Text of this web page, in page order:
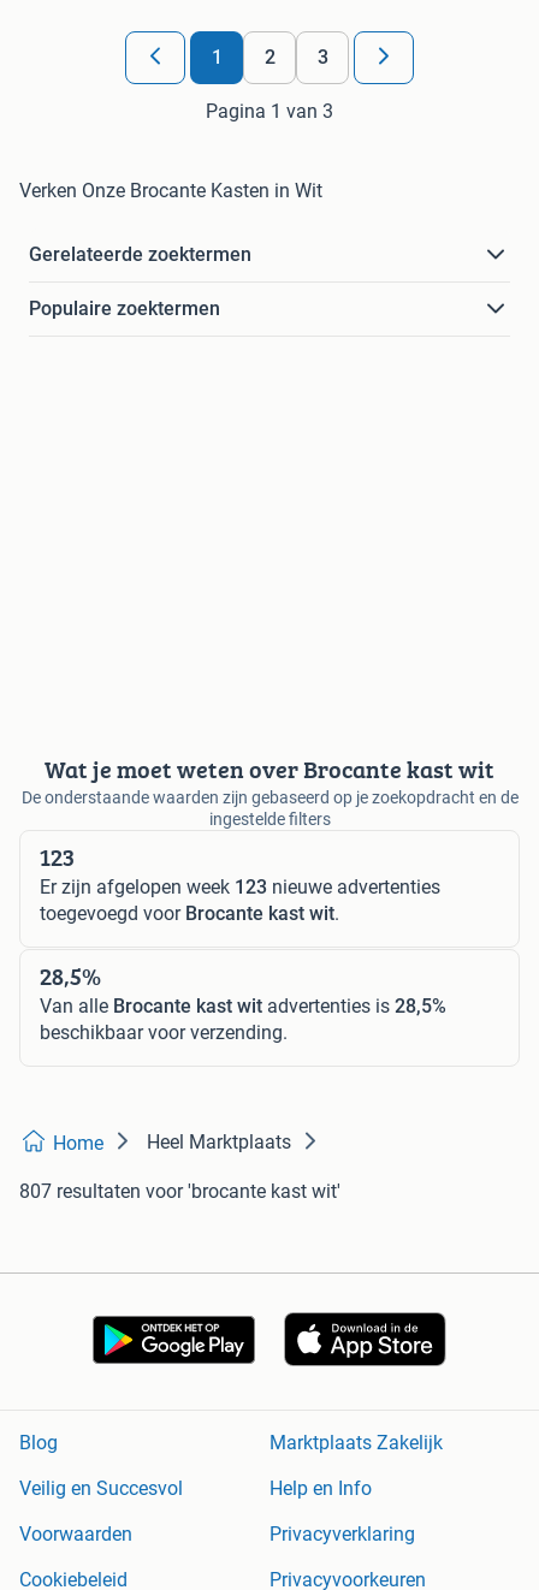
1 2 3
Pagina 1 van 3
Verken Onze Brocante Kasten in Wit
Gerelateerde zoektermen
Populaire zoektermen
Wat je moet weten over Brocante kast wit
De onderstaande waarden zijn gebaseerd op je zoekopdracht en de
ingestelde filters
123
Er zijn afgelopen week 123 nieuwe advertenties
toegevoegd voor Brocante kast wit.
28,5%
Van alle Brocante kast wit advertenties is 28,5%
beschikbaar voor verzending.
Home Heel Marktplaats
807 resultaten voor 'brocante kast wit'
Blog
Marktplaats Zakelijk
Veilig en Succesvol
Help en Info
Voorwaarden
Privacyverklaring
Cookiebeleid
Privacyvoorkeuren